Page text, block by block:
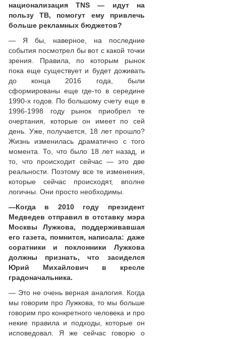
национализация TNS
—
идут на
пользу ТВ, помогут ему привлечь
больше рекламных бюджетов?
— Я бы, наверное, на последние
события посмотрел бы вот с какой точки
зрения. Правила, по которым рынок
пока еще существует и будет доживать
до конца 2016 года, были
сформированы еще где-то в середине
1990-х годов. По большому счету еще в
1996-1998 году рынок приобрел те
очертания, которые он имеет по сей
день. Уже, получается, 18 лет прошло?
Жизнь изменилась драматично с того
момента. То, что было 18 лет назад, и
то, что происходит сейчас — это две
реальности. Поэтому все те изменения,
которые сейчас происходят, вполне
логичны. Они просто необходимы.
—Когда в 2010 году президент
Медведев отправил в отставку мэра
Москвы Лужкова, поддерживавшая
его газета, помнится, написала: даже
соратники и поклонники Лужкова
должны признать, что засиделся
Юрий Михайлович в кресле
градоначальника.
— Это не очень верная аналогия. Когда
мы говорим про Лужкова, то мы больше
говорим про конкретного человека и про
некие правила и подходы, которые он
исповедовал. Я же сейчас говорю о